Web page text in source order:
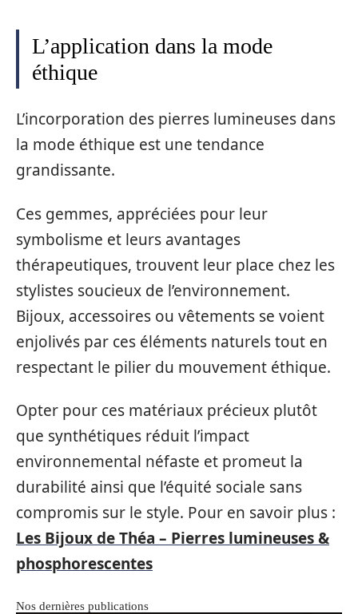
L’application dans la mode
éthique
L’incorporation des pierres lumineuses dans
la mode éthique est une tendance
grandissante.
Ces gemmes, appréciées pour leur
symbolisme et leurs avantages
thérapeutiques, trouvent leur place chez les
stylistes soucieux de l’environnement.
Bijoux, accessoires ou vêtements se voient
enjolivés par ces éléments naturels tout en
respectant le pilier du mouvement éthique.
Opter pour ces matériaux précieux plutôt
que synthétiques réduit l’impact
environnemental néfaste et promeut la
durabilité ainsi que l’équité sociale sans
compromis sur le style. Pour en savoir plus :
Les Bijoux de Théa – Pierres lumineuses &
phosphorescentes
Nos dernières publications